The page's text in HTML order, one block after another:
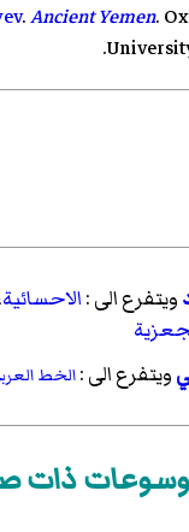
.Ancient Yemen.
ويتفرع الى :الاحسائية
ويتفرع الى :الخط
ذات